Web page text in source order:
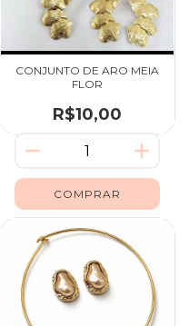
CONJUNTO DE ARO MEIA
FLOR
R$10,00